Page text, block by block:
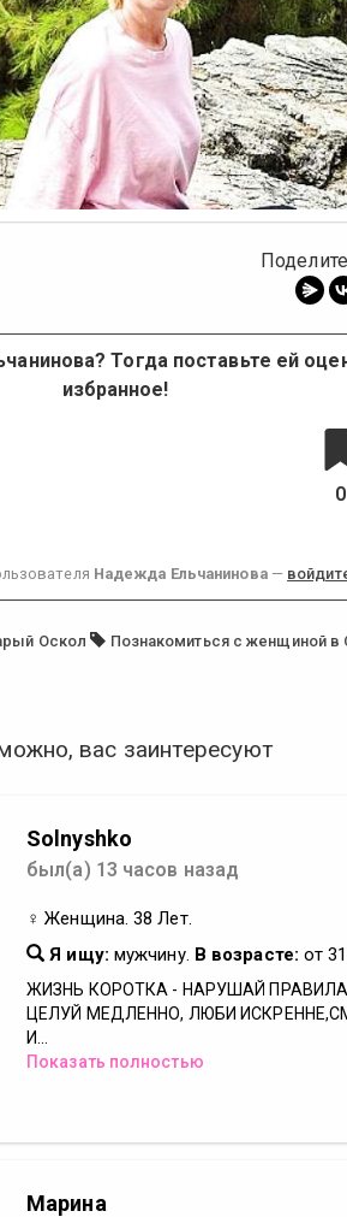
Тогда поставьте ей
избранное!
0
Надежда Ельчанинова—
Оскол Познакомиться с женщиной в
вас заинтересуют
Solnyshko
был(а) 13 часов назад
♀ Женщина. 38 Лет.
Я ищу: мужчину. В возрасте: от
ЖИЗНЬ КОРОТКА - НАРУШАЙ
ЦЕЛУЙ МЕДЛЕННО, ЛЮБИ
И...
Показать полностью
Марина